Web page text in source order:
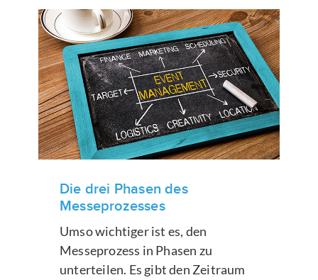
Die drei Phasen des
Messeprozesses
Umso wichtiger ist es, den
Messeprozess in Phasen zu
unterteilen. Es gibt den Zeitraum